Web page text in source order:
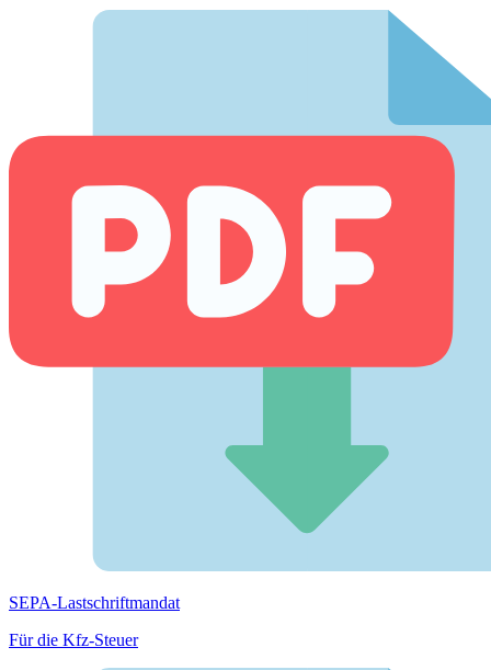
SEPA-Lastschriftmandat
Für die Kfz-Steuer